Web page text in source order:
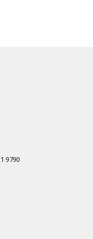
9790